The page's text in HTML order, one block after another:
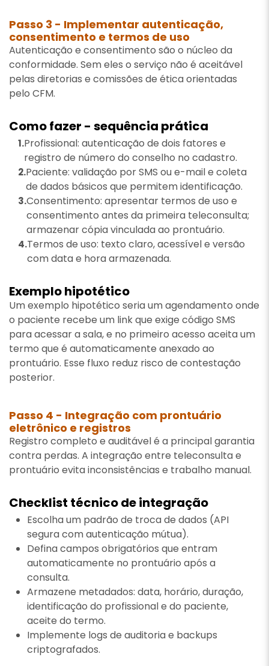
Passo 3 - Implementar autenticação,
consentimento e termos de uso
Autenticação e consentimento são o núcleo da
conformidade. Sem eles o serviço não é aceitável
pelas diretorias e comissões de ética orientadas
pelo CFM.
Como fazer - sequência prática
Profissional: autenticação de dois fatores e
registro de número do conselho no cadastro.
Paciente: validação por SMS ou e-mail e coleta
de dados básicos que permitem identificação.
Consentimento: apresentar termos de uso e
consentimento antes da primeira teleconsulta;
armazenar cópia vinculada ao prontuário.
Termos de uso: texto claro, acessível e versão
com data e hora armazenada.
Exemplo hipotético
Um exemplo hipotético seria um agendamento onde
o paciente recebe um link que exige código SMS
para acessar a sala, e no primeiro acesso aceita um
termo que é automaticamente anexado ao
prontuário. Esse fluxo reduz risco de contestação
posterior.
Passo 4 - Integração com prontuário
eletrônico e registros
Registro completo e auditável é a principal garantia
contra perdas. A integração entre teleconsulta e
prontuário evita inconsistências e trabalho manual.
Checklist técnico de integração
Escolha um padrão de troca de dados (API
segura com autenticação mútua).
Defina campos obrigatórios que entram
automaticamente no prontuário após a
consulta.
Armazene metadados: data, horário, duração,
identificação do profissional e do paciente,
aceite do termo.
Implemente logs de auditoria e backups
criptografados.